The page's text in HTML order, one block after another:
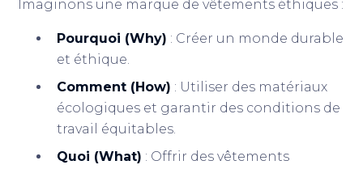
Imaginons une marque de vêtements éthiques :
Pourquoi (Why) : Créer un monde durable
et éthique.
Comment (How) : Utiliser des matériaux
écologiques et garantir des conditions de
travail équitables.
Quoi (What) : Offrir des vêtements